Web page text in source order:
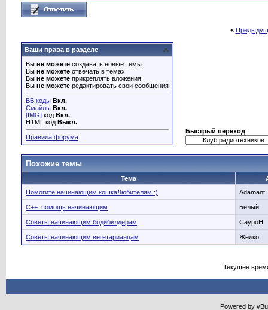
«
Ваши права в разделе
Вы не можете создавать новые темы
Вы не можете отвечать в темах
Вы не можете прикреплять вложения
Вы не можете редактировать свои сообщения
BB коды Вкл.
Смайлы Вкл.
[IMG] код Вкл.
HTML код Выкл.
Правила форума
Быстрый переход
Похожие темы
Тема
Помогите начинающим кошкаЛюбителям :)
Adamant
C++: помощь начинающим Белый
Советы начинающим бодибилдерам CaypoH
Советы начинающим вегетарианцам Желко
Текущее
Powered by